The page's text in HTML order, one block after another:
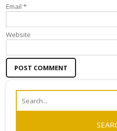
Email *
Website